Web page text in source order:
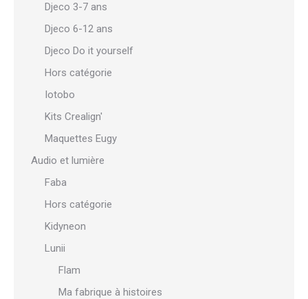
Djeco 3-7 ans
Djeco 6-12 ans
Djeco Do it yourself
Hors catégorie
Iotobo
Kits Crealign'
Maquettes Eugy
Audio et lumière
Faba
Hors catégorie
Kidyneon
Lunii
Flam
Ma fabrique à histoires